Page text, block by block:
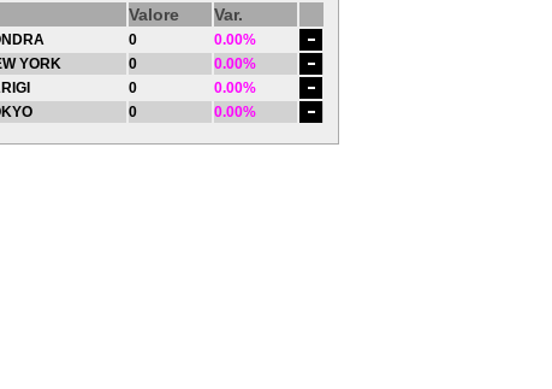
Valore Var.
0
0.00%
YORK
0
0.00%
0
0.00%
0 0.00%